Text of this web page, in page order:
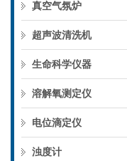
真空气氛炉
超声波清洗机
生命科学仪器
溶解氧测定仪
电位滴定仪
浊度计